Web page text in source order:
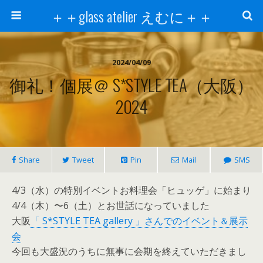
＋＋glass atelier えむに＋＋
2024/04/09
御礼！個展＠ S*STYLE TEA（大阪）
2024
Share Tweet Pin Mail SMS
4/3（水）の特別イベントお料理会「ヒュッゲ」に始まり
4/4（木）〜6（土）とお世話になっていました
大阪 「 S*STYLE TEA gallery 」さんでのイベント＆展示
会
今回も大盛況のうちに無事に会期を終えていただきまし